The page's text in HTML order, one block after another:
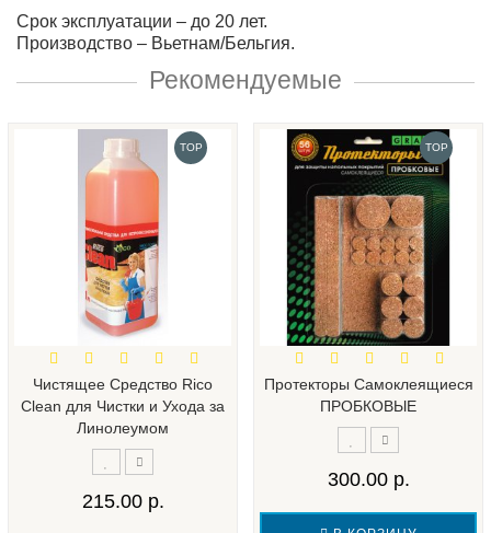
Срок эксплуатации – до 20 лет.
Производство – Вьетнам/Бельгия.
Рекомендуемые
TOP
Чистящее Средство Rico
Clean для Чистки и Ухода за
Линолеумом
215.00 р.
TOP
Протекторы Самоклеящиеся
ПРОБКОВЫЕ
300.00 р.